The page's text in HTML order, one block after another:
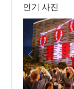
인기 사진